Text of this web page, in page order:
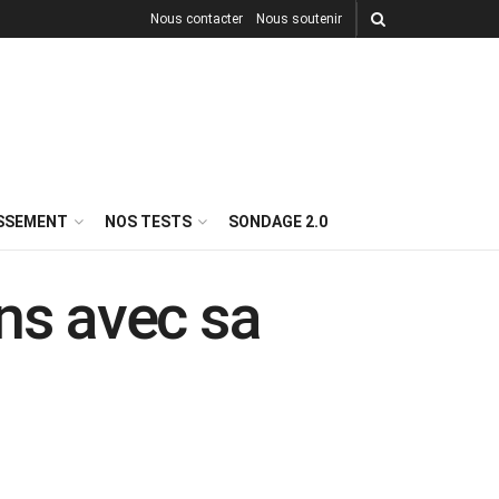
Nous contacter Nous soutenir
NOS TESTS SONDAGE 2.0
avec sa